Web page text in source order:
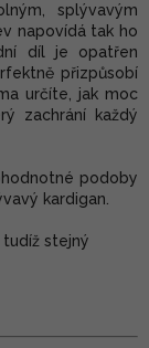
splývavým
napovídá tak ho
díl je opatřen
přizpůsobí
určíte, jak moc
zachrání každý
podoby
kardigan.
tudíž stejný